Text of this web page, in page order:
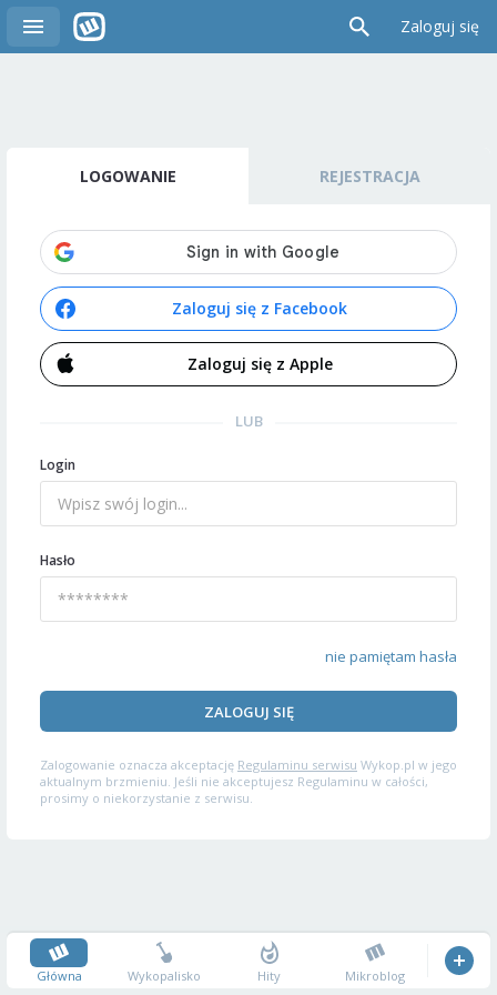
Zaloguj się
LOGOWANIE REJESTRACJA
Zaloguj się z Facebook
Zaloguj się z Apple
LUB
Login
Hasło
nie pamiętam hasła
ZALOGUJ SIĘ
Zalogowanie oznacza akceptację Regulaminu serwisu Wykop.pl w jego
aktualnym brzmieniu. Jeśli nie akceptujesz Regulaminu w całości,
prosimy o niekorzystanie z serwisu.
Główna Wykopalisko Hity Mikroblog